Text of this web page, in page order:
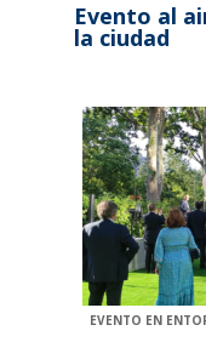
Evento al
la ciudad
EVENTO EN